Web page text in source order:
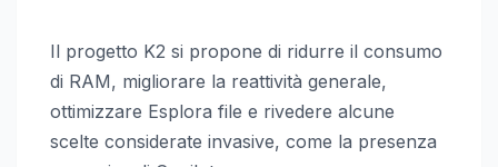
Il progetto K2 si propone di ridurre il consumo
di RAM, migliorare la reattività generale,
ottimizzare Esplora file e rivedere alcune
scelte considerate invasive, come la presenza